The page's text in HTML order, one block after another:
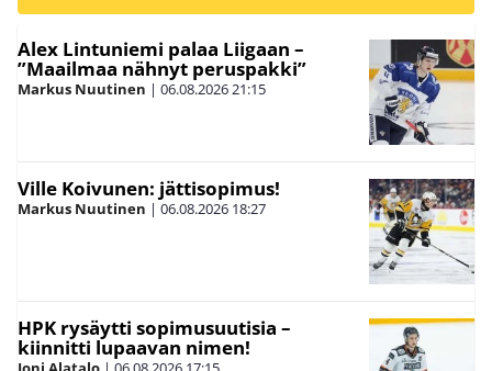
Alex Lintuniemi palaa Liigaan –
”Maailmaa nähnyt peruspakki”
Markus Nuutinen | 06.08.202621:15
Ville Koivunen: jättisopimus!
Markus Nuutinen | 06.08.2026 18:27
HPK rysäytti sopimusuutisia –
kiinnitti lupaavan nimen!